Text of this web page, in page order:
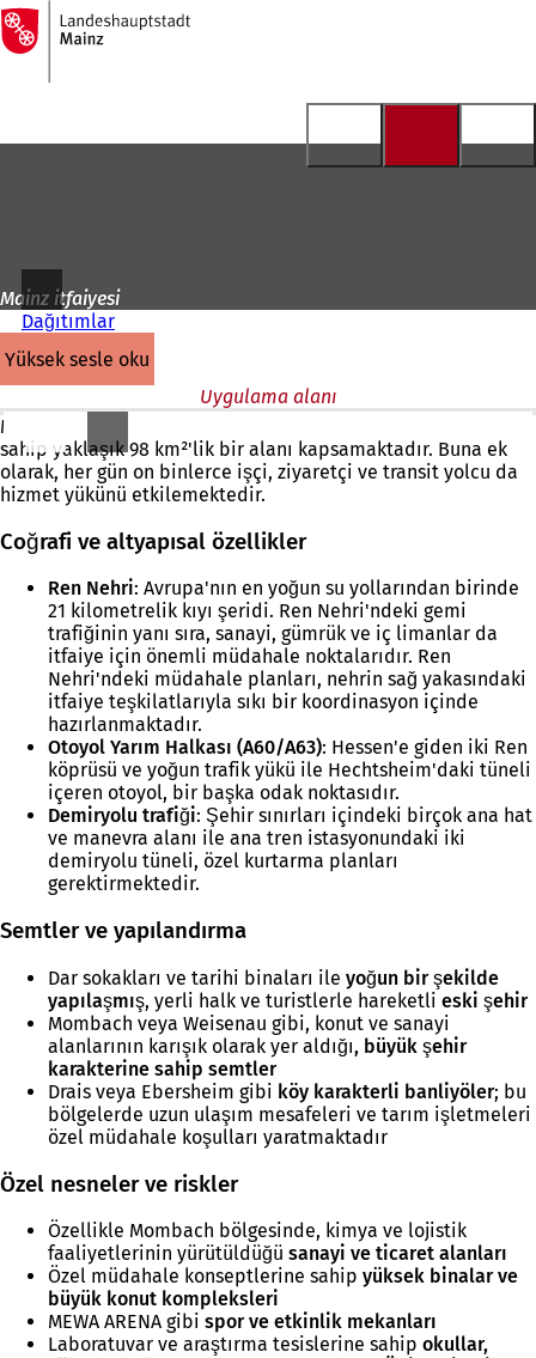
İçeriğe atla
Ana
sayfaya
Mainz itfaiyesi
Dağıtımlar
yüksek sesle oku
Uygulama alanı
Mainz İtfaiyesi'nin hizmet alanı, 220.000'den fazla nüfusa
sahip yaklaşık 98 km²'lik bir alanı kapsamaktadır. Buna ek
olarak, her gün on binlerce işçi, ziyaretçi ve transit yolcu da
hizmet yükünü etkilemektedir.
Coğrafi ve altyapısal özellikler
Ren Nehri: Avrupa'nın en yoğun su yollarından birinde
21 kilometrelik kıyı şeridi. Ren Nehri'ndeki gemi
trafiğinin yanı sıra, sanayi, gümrük ve iç limanlar da
itfaiye için önemli müdahale noktalarıdır. Ren
Nehri'ndeki müdahale planları, nehrin sağ yakasındaki
itfaiye teşkilatlarıyla sıkı bir koordinasyon içinde
hazırlanmaktadır.
Otoyol Yarım Halkası (A60/A63): Hessen'e giden iki Ren
köprüsü ve yoğun trafik yükü ile Hechtsheim'daki tüneli
içeren otoyol, bir başka odak noktasıdır.
Demiryolu trafiği: Şehir sınırları içindeki birçok ana hat
ve manevra alanı ile ana tren istasyonundaki iki
demiryolu tüneli, özel kurtarma planları
gerektirmektedir.
Semtler ve yapılandırma
Dar sokakları ve tarihi binaları ile yoğun bir şekilde
yapılaşmış, yerli halk ve turistlerle hareketli eski şehir
Mombach veya Weisenau gibi, konut ve sanayi
alanlarının karışık olarak yer aldığı, büyük şehir
karakterine sahip semtler
Drais veya Ebersheim gibi köy karakterli banliyöler; bu
bölgelerde uzun ulaşım mesafeleri ve tarım işletmeleri
özel müdahale koşulları yaratmaktadır
Özel nesneler ve riskler
Özellikle Mombach bölgesinde, kimya ve lojistik
faaliyetlerinin yürütüldüğü sanayi ve ticaret alanları
Özel müdahale konseptlerine sahip yüksek binalar ve
büyük konut kompleksleri
MEWA ARENA gibi spor ve etkinlik mekanları
Laboratuvar ve araştırma tesislerine sahip okullar,